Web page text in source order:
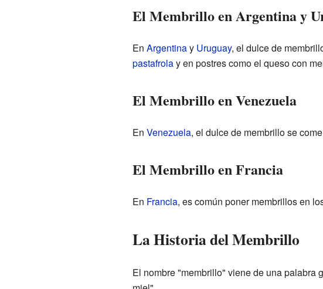
El Membrillo en Argentina y
En Argentinay Uruguay, el dulce de
pastafrolay en postres como el queso con
El Membrillo en Venezuela
En Venezuela, el dulce de membrillo se
El Membrillo en Francia
En Francia, es común poner membrillos en
La Historia del Membrillo
El nombre "membrillo" viene de una palabra